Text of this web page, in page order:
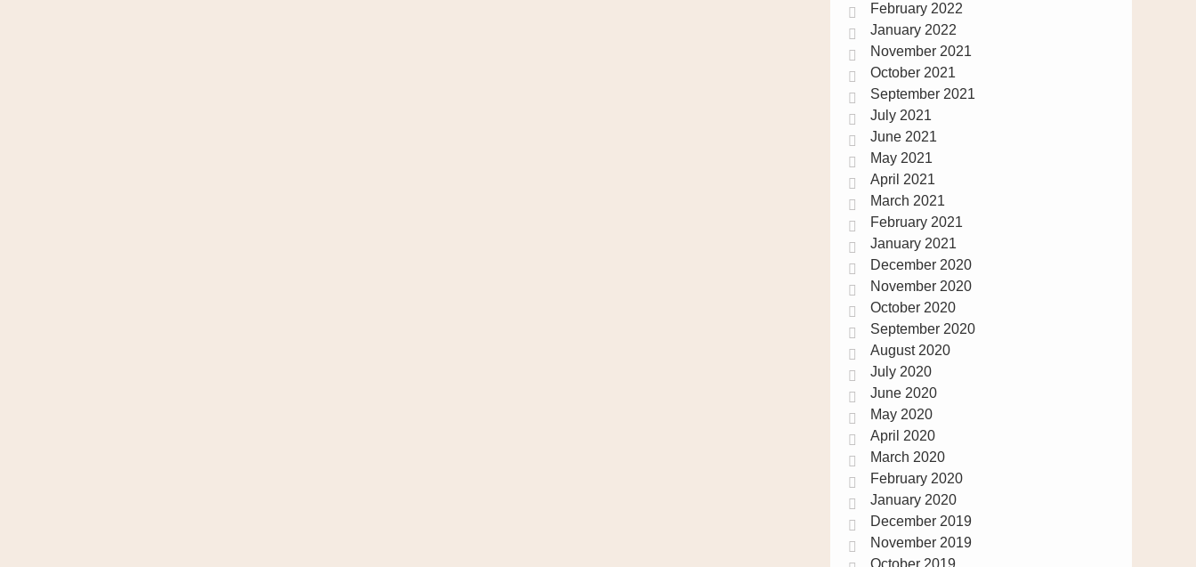
February 2022
January 2022
November 2021
October 2021
September 2021
July 2021
June 2021
May 2021
April 2021
March 2021
February 2021
January 2021
December 2020
November 2020
October 2020
September 2020
August 2020
July 2020
June 2020
May 2020
April 2020
March 2020
February 2020
January 2020
December 2019
November 2019